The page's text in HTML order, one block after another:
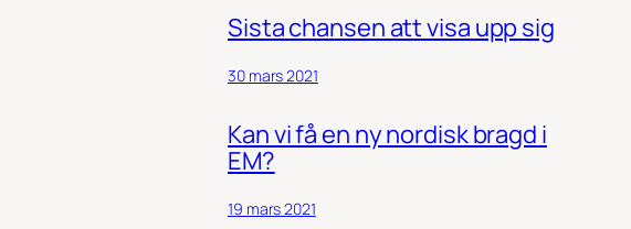
Sista chansen att visa upp sig
30 mars 2021
Kan vi få en ny nordisk bragd i
EM?
19 mars 2021